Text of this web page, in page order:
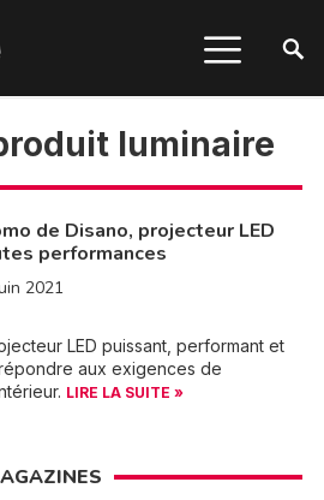
luminaire
de Disano, projecteur LED
performances
2021
LED puissant, performant et
aux exigences de
LIRE LA SUITE »